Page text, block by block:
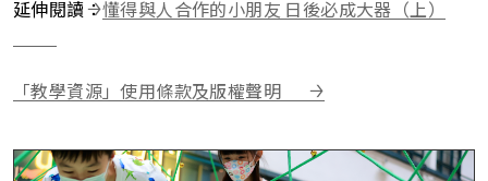
延伸閱讀：懂得與人合作的小朋友 日後必成大器（上）
「教學資源」使用條款及版權聲明